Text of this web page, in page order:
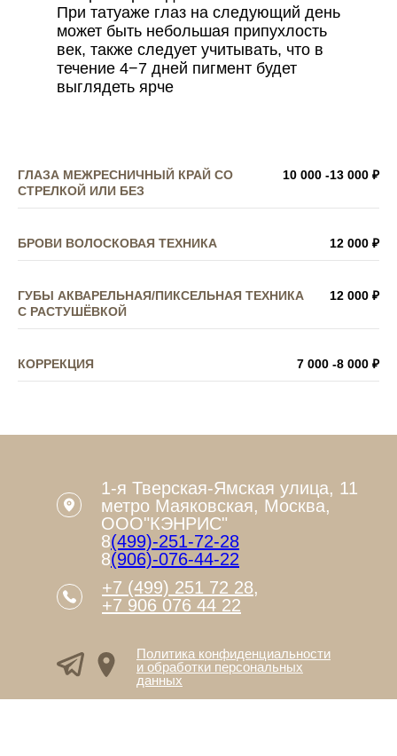
При татуаже глаз на следующий день
может быть небольшая припухлость
век, также следует учитывать, что в
течение 4−7 дней пигмент будет
выглядеть ярче
ГЛАЗА МЕЖРЕСНИЧНЫЙ КРАЙ СО
СТРЕЛКОЙ ИЛИ БЕЗ
10 000 -13 000 ₽
БРОВИ ВОЛОСКОВАЯ ТЕХНИКА 12 000 ₽
ГУБЫ АКВАРЕЛЬНАЯ/ПИКСЕЛЬНАЯ ТЕХНИКА
С РАСТУШЁВКОЙ
12 000 ₽
КОРРЕКЦИЯ 7 000 -8 000 ₽
1-я Тверская-Ямская улица, 11
метро Маяковская, Москва,
ООО"КЭНРИС"
8(499)-251-72-28
8(906)-076-44-22
+7 (499) 251 72 28,
+7 906 076 44 22
Политика конфиденциальности
и обработки персональных
данных